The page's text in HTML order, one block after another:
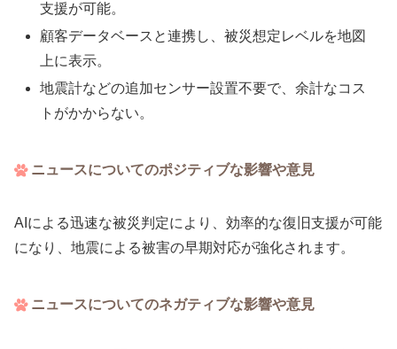
支援が可能。
顧客データベースと連携し、被災想定レベルを地図
上に表示。
地震計などの追加センサー設置不要で、余計なコス
トがかからない。
ニュースについてのポジティブな影響や意見
AIによる迅速な被災判定により、効率的な復旧支援が可能
になり、地震による被害の早期対応が強化されます。
ニュースについてのネガティブな影響や意見